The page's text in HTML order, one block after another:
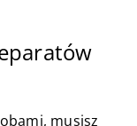
musisz